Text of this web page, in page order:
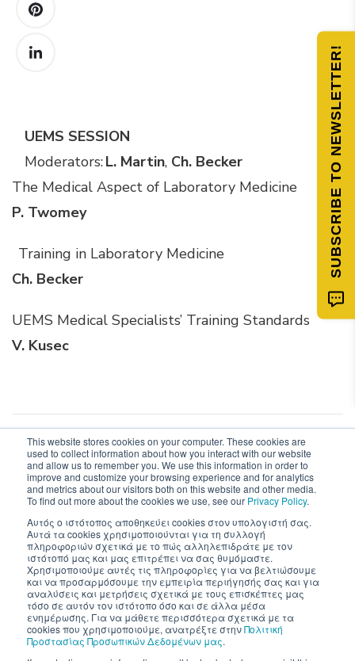
This website stores cookies on your computer. These cookies are
used to collect information about how you interact with our website
and allow us to remember you. We use this information in order to
improve and customize your browsing experience and for analytics
and metrics about our visitors both on this website and other media.
To find out more about the cookies we use, see our Privacy Policy.
Αυτός ο ιστότοπος αποθηκεύει cookies στον υπολογιστή σας.
Αυτά τα cookies χρησιμοποιούνται για τη συλλογή
πληροφοριών σχετικά με το πώς αλληλεπιδράτε με τον
ιστότοπό μας και μας επιτρέπει να σας θυμόμαστε.
Χρησιμοποιούμε αυτές τις πληροφορίες για να βελτιώσουμε
και να προσαρμόσουμε την εμπειρία περιήγησής σας και για
αναλύσεις και μετρήσεις σχετικά με τους επισκέπτες μας
τόσο σε αυτόν τον ιστότοπο όσο και σε άλλα μέσα
ενημέρωσης. Για να μάθετε περισσότερα σχετικά με τα
cookies που χρησιμοποιούμε, ανατρέξτε στηνΠολιτική
Προστασίας Προσωπικών Δεδομένων μας.
UEMS SESSION
Moderators:L. Martin, Ch. Becker
The Medical Aspect of Laboratory Medicine
P. Twomey
Training in Laboratory Medicine
Ch. Becker
UEMS Medical Specialists’ Training Standards
V. Kusec
Post
Navigation
PREVIOUS ARTICLE
Advances in biomarkers in gynecology,
obstetrics and perinatal medicine
NEXT ARTICLE
Neurofilaments as emerging biomarkers in a
wide range of neurological disorders:
Towards precision Neurology
SUBSCRIBE TO NEWSLETTER!